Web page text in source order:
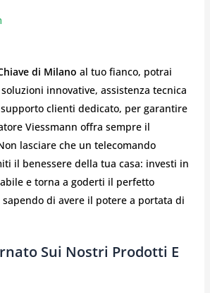
di Milano al tuo fianco, potrai
innovative, assistenza tecnica
clienti dedicato, per garantire
Viessmann offra sempre il
lasciare che un telecomando
il benessere della tua casa: investi in
e torna a goderti il perfetto
di avere il potere a portata di
Sui Nostri Prodotti E